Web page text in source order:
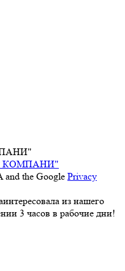
КОМПАНИ"
and the Google Privacy
из нашего
3 часов в рабочие дни!